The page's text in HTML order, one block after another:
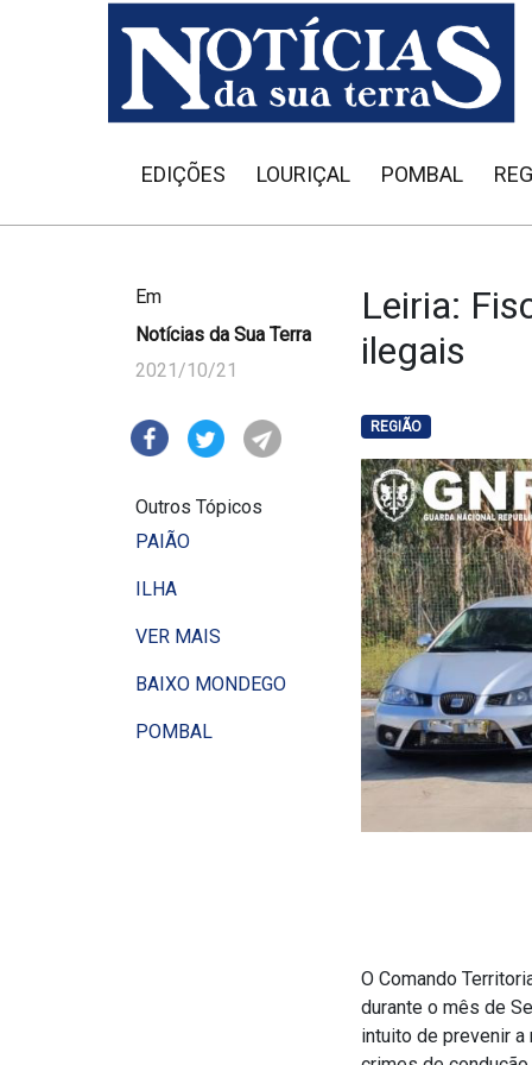
EDIÇÕES LOURIÇAL POMBAL
Em
Notícias da Sua Terra
2021/10/21
Outros Tópicos
PAIÃO
ILHA
VER MAIS
BAIXO MONDEGO
POMBAL
Leiria:
ilegais
REGIÃO
O Comando
durante o mês de
intuito de prevenir